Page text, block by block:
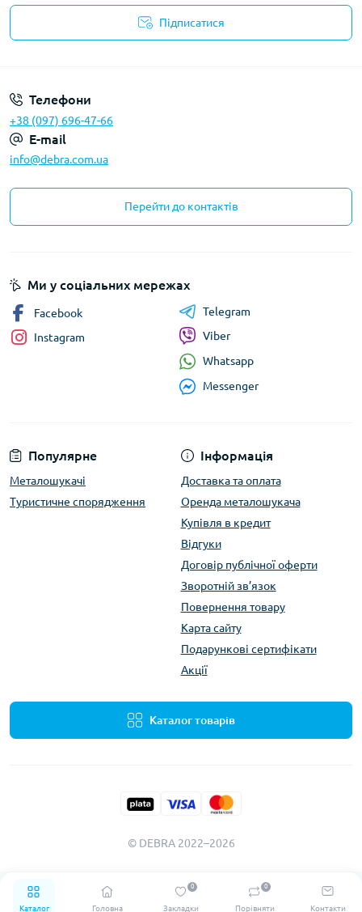
Каталог Головна Закладки
0
Порівняти
0
Контакти
Підписатися
Телефони
+38 (097) 696-47-66
E-mail
info@debra.com.ua
Перейти до контактів
Популярне
Металошукачі
Туристичне спорядження
Інформація
Доставка та оплата
Оренда металошукача
Купівля в кредит
Відгуки
Договір публічної оферти
Зворотній зв’язок
Повернення товару
Карта сайту
Подарункові сертифікати
Акції
Каталог товарів
Ми у соціальних мережах
Facebook
Instagram
Telegram
Viber
Whatsapp
Messenger
© DEBRA 2022–2026